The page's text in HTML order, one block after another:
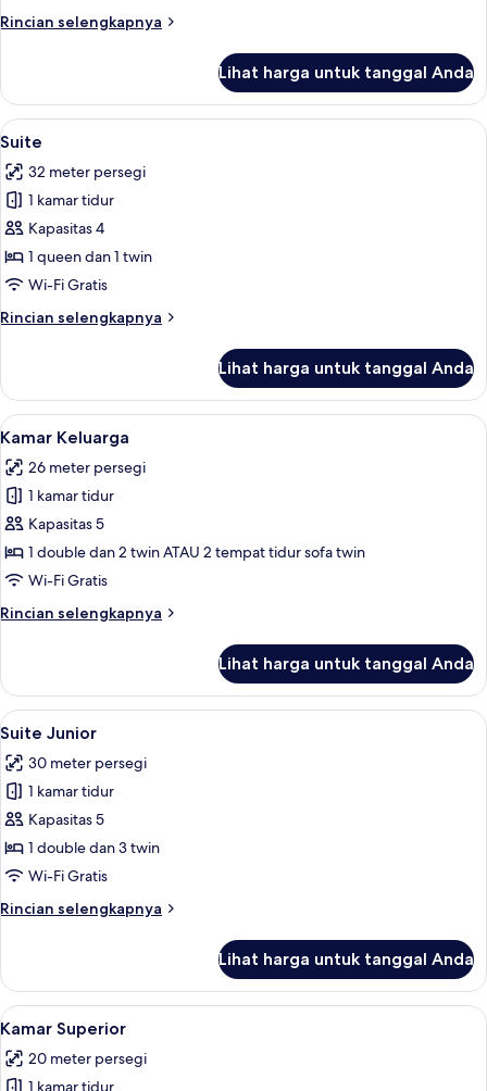
Rincian selengkapnya
Rincian
Kamar
Triple
Deluks
Lihat harga untuk tanggal Anda
Lihat
semua
foto
untuk
Suite
Suite | Seprai premium, brankas,
9
Suite
32 meter persegi
1 kamar tidur
Kapasitas 4
1 queen dan 1 twin
Wi-Fi Gratis
Rincian selengkapnya
Rincian
Suite
Lihat harga untuk tanggal Anda
Lihat
semua
foto
untuk
Kamar
Keluarga
Kamar Keluarga | Seprai premium,
10
Kamar Keluarga
26 meter persegi
1 kamar tidur
Kapasitas 5
1 double dan 2 twin ATAU 2 tempat tidur sofa twin
Wi-Fi Gratis
Rincian selengkapnya
Rincian
Kamar
Keluarga
Lihat harga untuk tanggal Anda
Lihat
semua
foto
untuk
Suite
Junior
Suite Junior | Seprai premium,
5
Suite Junior
30 meter persegi
1 kamar tidur
Kapasitas 5
1 double dan 3 twin
Wi-Fi Gratis
Rincian selengkapnya
Rincian
Suite
Junior
Lihat harga untuk tanggal Anda
Lihat
semua
foto
Kamar Superior | Seprai premium,
4
Kamar Superior
20 meter persegi
1 kamar tidur